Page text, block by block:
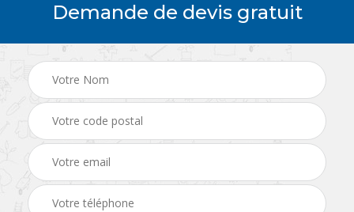
Demande de devis gratuit